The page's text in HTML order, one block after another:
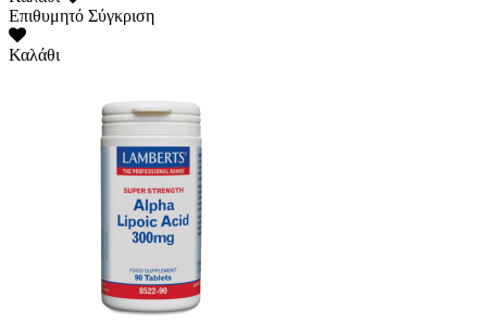
Επιθυμητό Σύγκριση
Καλάθι